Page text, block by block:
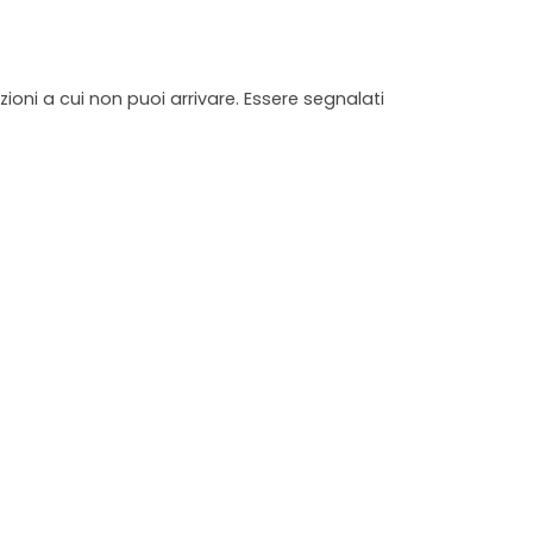
a cui non puoi arrivare. Essere segnalati